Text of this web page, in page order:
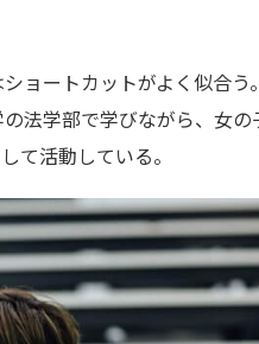
ョートカットがよく似合う
法学部で学びながら、女の
て活動している。